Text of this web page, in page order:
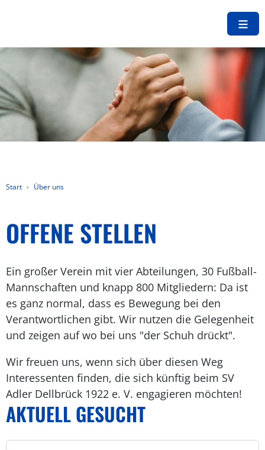
Start Über uns
OFFENE STELLEN
Ein großer Verein mit vier Abteilungen, 30 Fußball-
Mannschaften und knapp 800 Mitgliedern: Da ist
es ganz normal, dass es Bewegung bei den
Verantwortlichen gibt. Wir nutzen die Gelegenheit
und zeigen auf wo bei uns "der Schuh drückt".
Wir freuen uns, wenn sich über diesen Weg
Interessenten finden, die sich künftig beim SV
Adler Dellbrück 1922 e. V. engagieren möchten!
AKTUELL GESUCHT